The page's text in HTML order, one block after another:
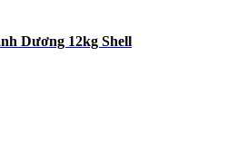
Dương 12kg Shell